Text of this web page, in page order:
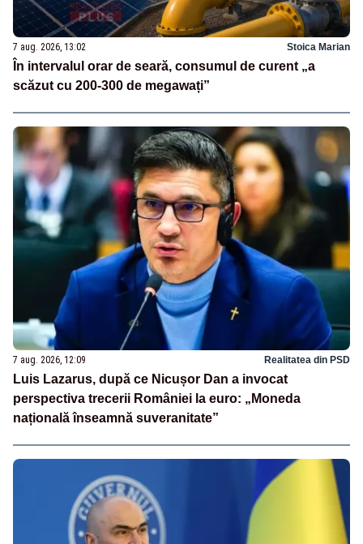
7 aug. 2026, 13:02 Stoica Marian
În intervalul orar de seară, consumul de curent „a
scăzut cu 200-300 de megawați”
7 aug. 2026, 12:09 Realitatea din PSD
Luis Lazarus, după ce Nicușor Dan a invocat
perspectiva trecerii României la euro: „Moneda
națională înseamnă suveranitate”